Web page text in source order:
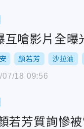
互嗆影片全曝
顏若芳 沙拉油
07/18 09:56
若芳質詢慘